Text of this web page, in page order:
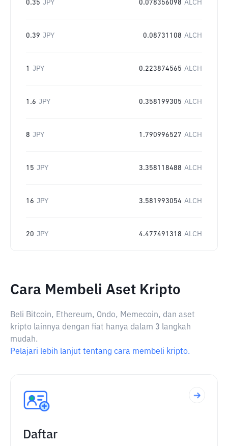
0.35 JPY 0.078356098 ALCH
0.39 JPY 0.08731108 ALCH
1 JPY 0.223874565 ALCH
1.6 JPY 0.358199305 ALCH
8 JPY 1.790996527 ALCH
15 JPY 3.358118488 ALCH
16 JPY 3.581993054 ALCH
20 JPY 4.477491318 ALCH
Cara Membeli Aset Kripto
Beli Bitcoin, Ethereum, Ondo, Memecoin, dan aset
kripto lainnya dengan fiat hanya dalam 3 langkah
mudah.
Pelajari lebih lanjut tentang cara membeli kripto.
Daftar